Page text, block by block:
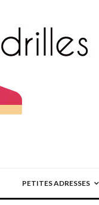
PETITES ADRESSES